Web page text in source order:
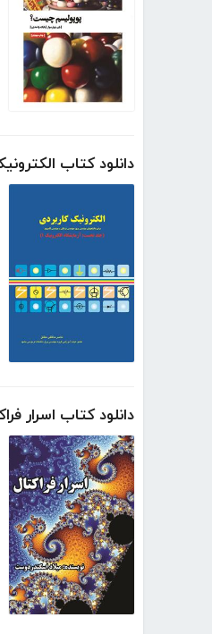
دانلود کتاب
دانلود کتاب اسرار